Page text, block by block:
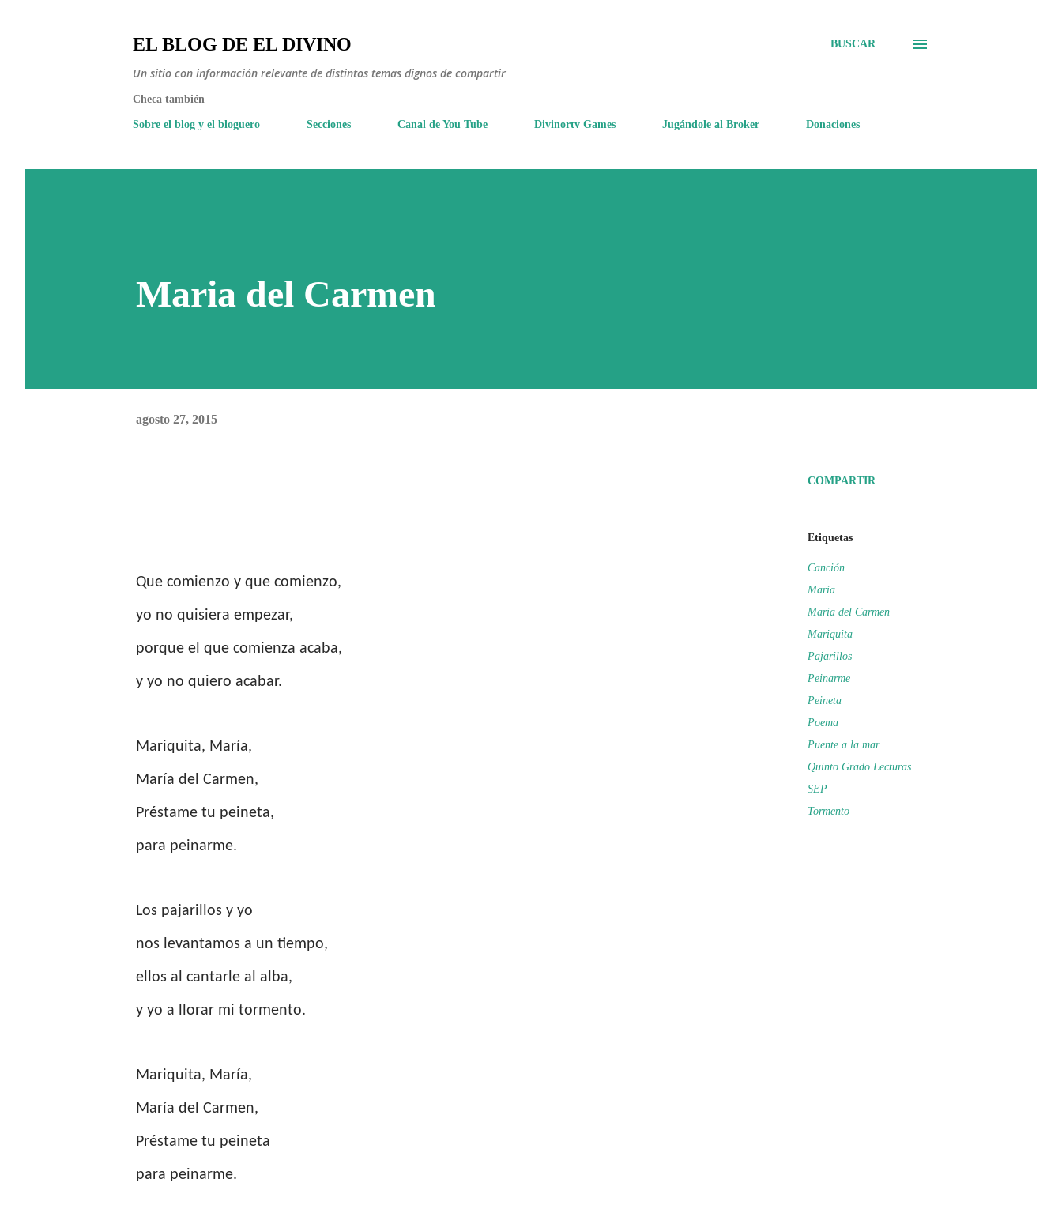
EL BLOG DE EL DIVINO
Un sitio con información relevante de distintos temas dignos de compartir
BUSCAR
Checa también
Sobre el blog y el bloguero Secciones Canal de You Tube Divinortv Games Jugándole al Broker Donaciones
Maria del Carmen
agosto 27, 2015
Que comienzo y que comienzo,
yo no quisiera empezar,
porque el que comienza acaba,
y yo no quiero acabar.
Mariquita, María,
María del Carmen,
Préstame tu peineta,
para peinarme.
Los pajarillos y yo
nos levantamos a un tiempo,
ellos al cantarle al alba,
y yo a llorar mi tormento.
Mariquita, María,
María del Carmen,
Préstame tu peineta
para peinarme.
COMPARTIR
Etiquetas
Canción
María
Maria del Carmen
Mariquita
Pajarillos
Peinarme
Peineta
Poema
Puente a la mar
Quinto Grado Lecturas
SEP
Tormento